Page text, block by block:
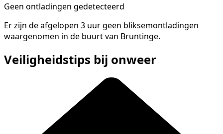
Geen ontladingen gedetecteerd
Er zijn de afgelopen 3 uur geen bliksemontladingen
waargenomen in de buurt van Bruntinge.
Veiligheidstips bij onweer